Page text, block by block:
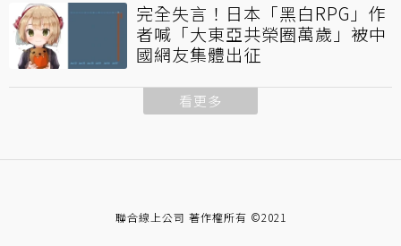
完全失言！日本「黑白RPG」作
者喊「大東亞共榮圈萬歲」被中
國網友集體出征
看更多
聯合線上公司 著作權所有 ©2021